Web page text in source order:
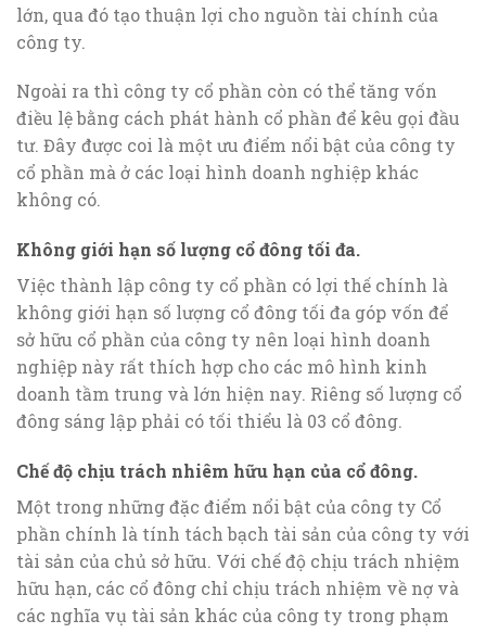
lớn, qua đó tạo thuận lợi cho nguồn tài chính của
công ty.
Ngoài ra thì công ty cổ phần còn có thể tăng vốn
điều lệ bằng cách phát hành cổ phần để kêu gọi đầu
tư. Đây được coi là một ưu điểm nổi bật của công ty
cổ phần mà ở các loại hình doanh nghiệp khác
không có.
Không giới hạn số lượng cổ đông tối đa.
Việc thành lập công ty cổ phần có lợi thế chính là
không giới hạn số lượng cổ đông tối đa góp vốn để
sở hữu cổ phần của công ty nên loại hình doanh
nghiệp này rất thích hợp cho các mô hình kinh
doanh tầm trung và lớn hiện nay. Riêng số lượng cổ
đông sáng lập phải có tối thiểu là 03 cổ đông.
Chế độ chịu trách nhiêm hữu hạn của cổ đông.
Một trong những đặc điểm nổi bật của công ty Cổ
phần chính là tính tách bạch tài sản của công ty với
tài sản của chủ sở hữu. Với chế độ chịu trách nhiệm
hữu hạn, các cổ đông chỉ chịu trách nhiệm về nợ và
các nghĩa vụ tài sản khác của công ty trong phạm